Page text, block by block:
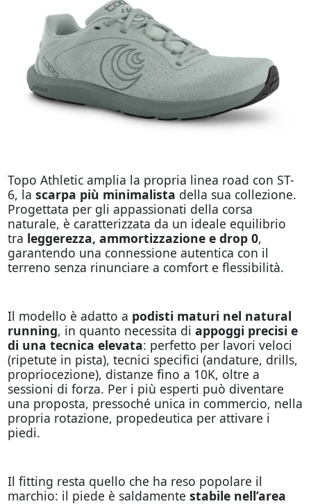
Topo Athletic amplia la propria linea road con ST-
6, la scarpa più minimalista della sua collezione.
Progettata per gli appassionati della corsa
naturale, è caratterizzata da un ideale equilibrio
tra leggerezza, ammortizzazione e drop 0,
garantendo una connessione autentica con il
terreno senza rinunciare a comfort e flessibilità.
Il modello è adatto a podisti maturi nel natural
running, in quanto necessita di appoggi precisi e
di una tecnica elevata: perfetto per lavori veloci
(ripetute in pista), tecnici specifici (andature, drills,
propriocezione), distanze fino a 10K, oltre a
sessioni di forza. Per i più esperti può diventare
una proposta, pressoché unica in commercio, nella
propria rotazione, propedeutica per attivare i
piedi.
Il fitting resta quello che ha reso popolare il
marchio: il piede è saldamente stabile nell’area